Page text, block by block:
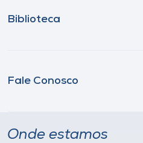
Biblioteca
Fale Conosco
Onde estamos